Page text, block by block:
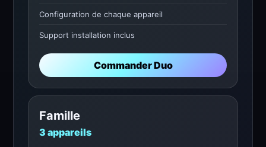
Configuration de chaque appareil
Support installation inclus
Commander Duo
Famille
3 appareils